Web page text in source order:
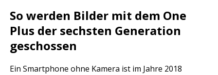
So werden Bilder mit dem One
Plus der sechsten Generation
geschossen
Ein Smartphone ohne Kamera ist im Jahre 2018